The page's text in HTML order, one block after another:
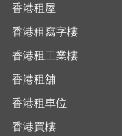
香港租屋
香港租寫字樓
香港租工業樓
香港租舖
香港租車位
香港買樓